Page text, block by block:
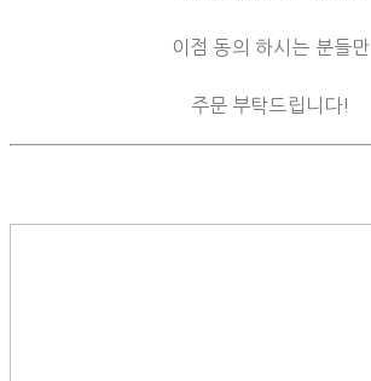
이점 동의 하시는 분들만
주문 부탁드립니다!